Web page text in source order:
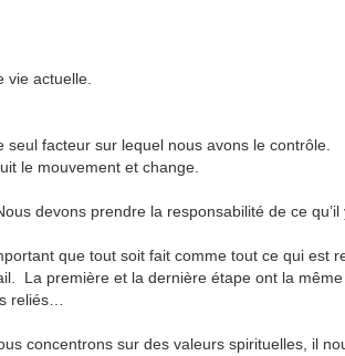
vie actuelle.
seul facteur sur lequel nous avons le contrôle.
le mouvement et change.
devons prendre la responsabilité de ce qu’il
que tout soit fait comme tout ce qui est
La première et la dernière étape ont la
reliés…
concentrons sur des valeurs spirituelles, il